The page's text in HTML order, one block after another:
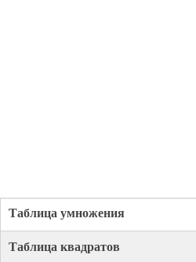
Таблица умножения
Таблица квадратов